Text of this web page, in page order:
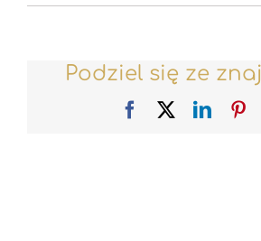
Podziel się ze
Facebook